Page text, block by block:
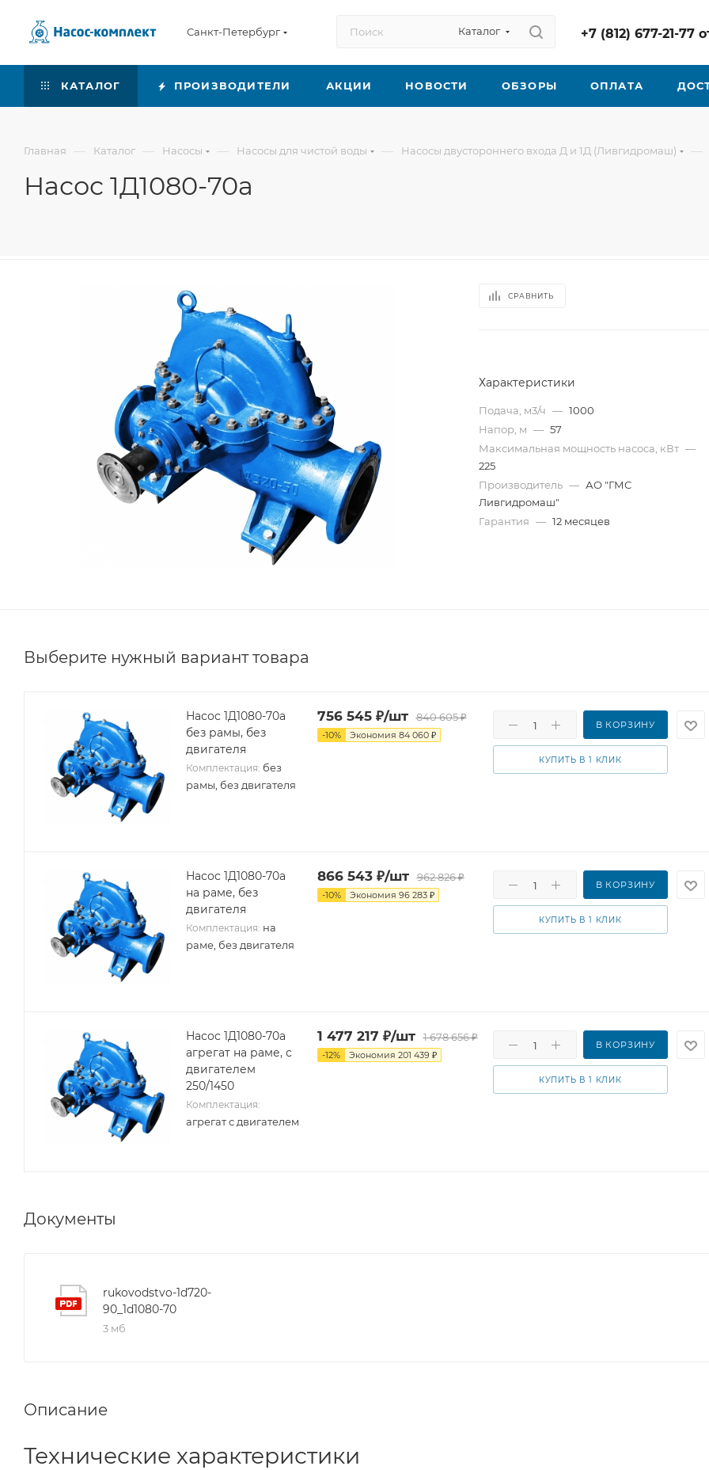
Санкт-Петербург Каталог +7 (812) 677-21-77
КАТАЛОГ ПРОИЗВОДИТЕЛИ АКЦИИ НОВОСТИ ОБЗОРЫ ОПЛАТА
Главная — Каталог — Насосы — Насосы для чистой воды — Насосы двустороннего входа Д и 1Д (Ливгидромаш) —
Насос 1Д1080-70а
СРАВНИТЬ
Характеристики
Подача, м3/ч — 1000
Напор, м — 57
Максимальная мощность насоса, кВт —
225
Производитель — АО "ГМС
Ливгидромаш"
Гарантия — 12 месяцев
Выберите нужный вариант товара
Насос 1Д1080-70а
без рамы, без
двигателя
Комплектация: без
рамы, без двигателя
756 545₽/шт 840 605₽
-10% Экономия 84 060₽
В КОРЗИНУ
КУПИТЬ В 1 КЛИК
Насос 1Д1080-70а
на раме, без
двигателя
Комплектация: на
раме, без двигателя
866 543₽/шт 962 826₽
-10% Экономия 96 283₽
В КОРЗИНУ
КУПИТЬ В 1 КЛИК
Насос 1Д1080-70а
агрегат на раме, с
двигателем
250/1450
Комплектация:
агрегат с двигателем
1 477 217 ₽/шт 1 678 656₽
-12% Экономия 201 439 ₽
В КОРЗИНУ
КУПИТЬ В 1 КЛИК
Документы
rukovodstvo-1d720-
90_1d1080-70
3 мб
Описание
Технические характеристики